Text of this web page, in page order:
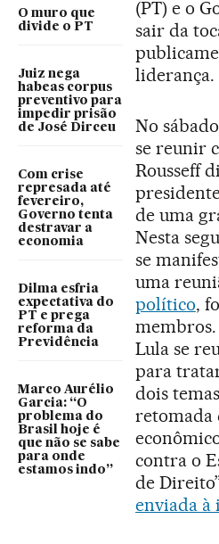
O muro que
divide o PT
Juiz nega
habeas corpus
preventivo para
impedir prisão
de José Dirceu
Com crise
represada até
fevereiro,
Governo tenta
destravar a
economia
Dilma esfria
expectativa do
PT e prega
reforma da
Previdência
Marco Aurélio
Garcia: “O
problema do
Brasil hoje é
que não se sabe
para onde
estamos indo”
(PT) e o
sair da
liderança.
No
se reunir
Rousseff
de uma
Nesta
se
uma
político,
membros.
Lula se
para
dois
retomada
contra o
de
enviada à